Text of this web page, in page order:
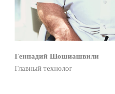
Геннадий Шошиашвили
Главный технолог